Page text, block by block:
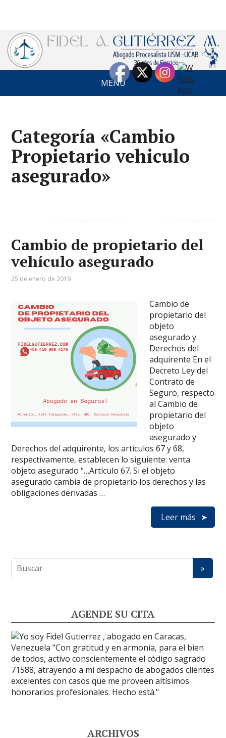
MENÚ
Categoría «Cambio
Propietario vehiculo
asegurado»
Cambio de propietario del
vehículo asegurado
25 de enero de 2019
Cambio de
propietario del
objeto
asegurado y
Derechos del
adquirente En el
Decreto Ley del
Contrato de
Seguro, respecto
al Cambio de
propietario del
objeto
asegurado y
Derechos del adquirente, los artículos 67 y 68,
respectivamente, establecen lo siguiente: venta
objeto asegurado “…Artículo 67. Si el objeto
asegurado cambia de propietario los derechos y las
obligaciones derivadas …
Leer más
AGENDE SU CITA
ARCHIVOS